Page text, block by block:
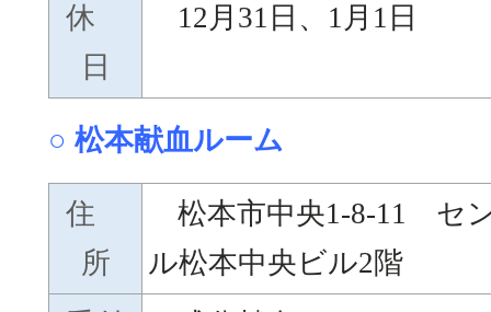
休
日
12月31日、1月1日
○ 松本献血ルーム
住
所
松本市中央1-8-11 セ
ル松本中央ビル2階